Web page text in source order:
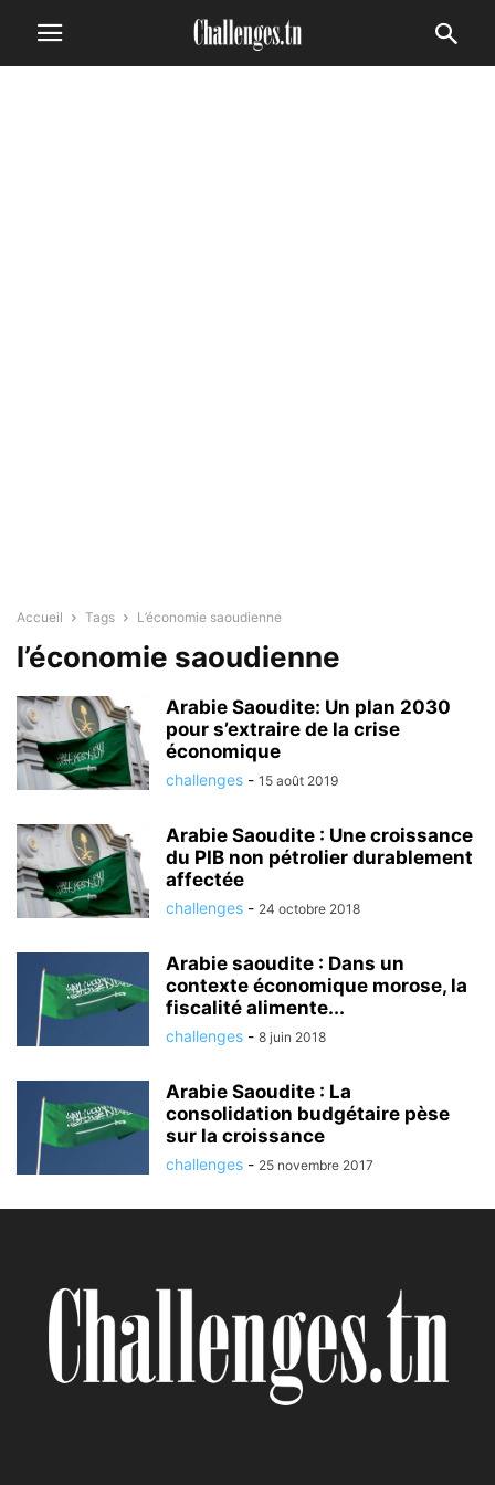
Accueil Tags L’économie saoudienne
l’économie saoudienne
Arabie Saoudite: Un plan 2030
pour s’extraire de la crise
économique
challenges - 15 août 2019
Arabie Saoudite : Une croissance
du PIB non pétrolier durablement
affectée
challenges - 24 octobre 2018
Arabie saoudite : Dans un
contexte économique morose, la
fiscalité alimente...
challenges - 8 juin 2018
Arabie Saoudite : La
consolidation budgétaire pèse
sur la croissance
challenges - 25 novembre 2017